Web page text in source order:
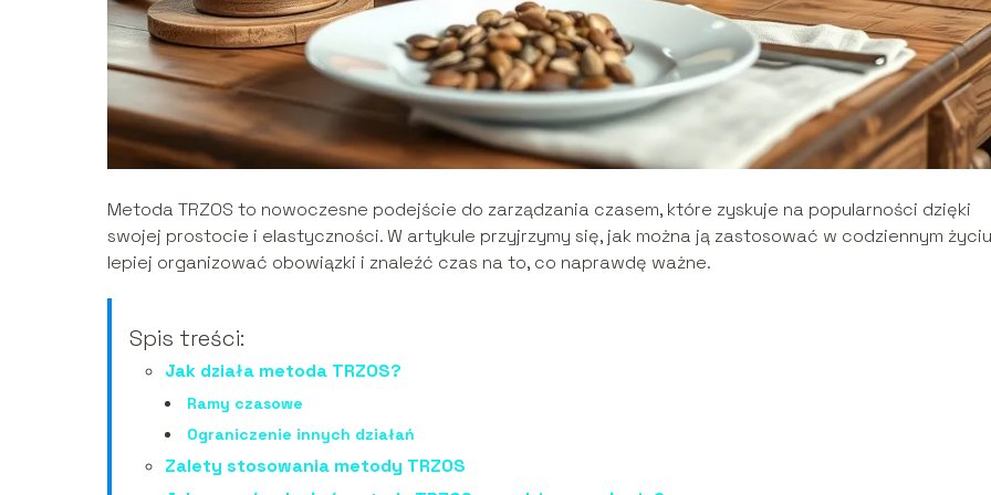
Metoda TRZOS to nowoczesne podejście do zarządzania czasem, które zyskuje na popularności dzięki
swojej prostocie i elastyczności. W artykule przyjrzymy się, jak można ją zastosować w codziennym
lepiej organizować obowiązki i znaleźć czas na to, co naprawdę ważne.
Spis treści:
Jak działa metoda TRZOS?
Ramy czasowe
Ograniczenie innych działań
Zalety stosowania metody TRZOS